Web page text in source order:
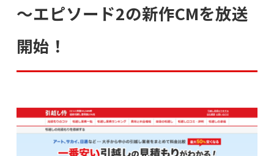
～エピソード2の新作CMを放送
開始！